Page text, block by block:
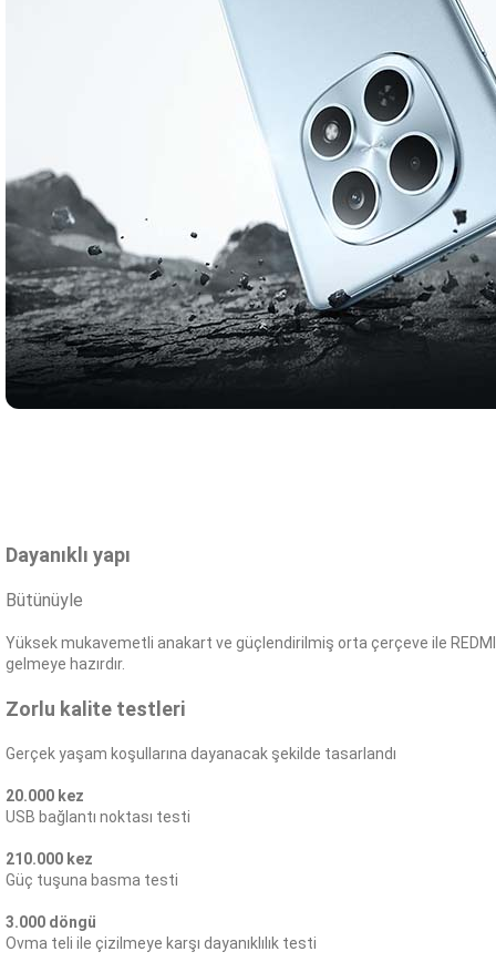
Dayanıklı yapı
Bütünüyle
Yüksek mukavemetli anakart ve güçlendirilmiş orta çerçeve ile REDMI
gelmeye hazırdır.
Zorlu kalite testleri
Gerçek yaşam koşullarına dayanacak şekilde tasarlandı
20.000 kez
USB bağlantı noktası testi
210.000 kez
Güç tuşuna basma testi
3.000 döngü
Ovma teli ile çizilmeye karşı dayanıklılık testi